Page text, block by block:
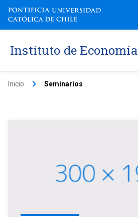
Instituto de Economía
Inicio keyboard_arrow_right Seminarios